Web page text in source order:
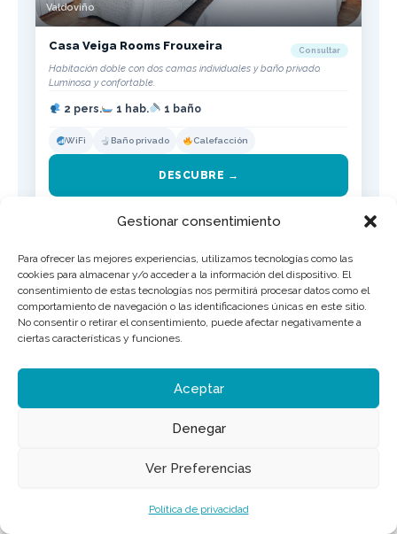
Gestionar consentimiento
Para ofrecer las mejores experiencias, utilizamos tecnologías como las
cookies para almacenar y/o acceder a la información del dispositivo. El
consentimiento de estas tecnologías nos permitirá procesar datos como el
comportamiento de navegación o las identificaciones únicas en este sitio.
No consentir o retirar el consentimiento, puede afectar negativamente a
ciertas características y funciones.
Aceptar
Denegar
Ver Preferencias
Política de privacidad
Valdoviño
Casa Veiga Rooms Frouxeira Consultar
Habitación doble con dos camas individuales y baño privado.
Luminosa y confortable.
2 pers. 1 hab. 1 baño
WiFi Baño privado Calefacción
DESCUBRE →
Valdoviño
Habitación doble adaptada (PMR) con baño privado. Accesible y
1 hab. 1 baño